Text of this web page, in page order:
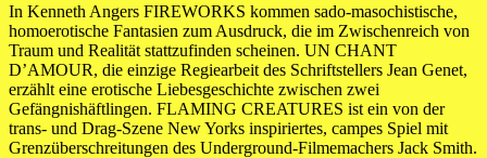
In Kenneth Angers FIREWORKS kommen sado-masochistische,
homoerotische Fantasien zum Ausdruck, die im Zwischenreich von
Traum und Realität stattzufinden scheinen. UN CHANT
D’AMOUR, die einzige Regiearbeit des Schriftstellers Jean Genet,
erzählt eine erotische Liebesgeschichte zwischen zwei
Gefängnishäftlingen. FLAMING CREATURES ist ein von der
trans- und Drag-Szene New Yorks inspiriertes, campes Spiel mit
Grenzüberschreitungen des Underground-Filmemachers Jack Smith.